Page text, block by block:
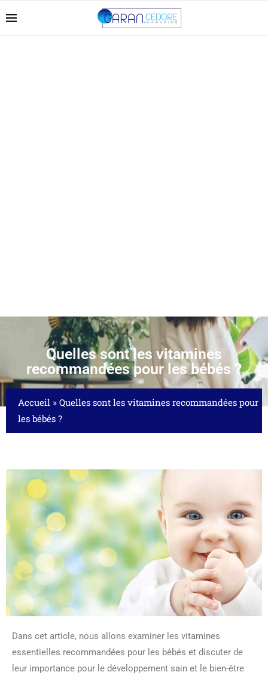
Quelles sont les vitamines
recommandées pour les bébés ?
Accueil » Quelles sont les vitamines recommandées pour
les bébés ?
Dans cet article, nous allons examiner les vitamines
essentielles recommandées pour les bébés et discuter de
leur importance pour le développement sain et le bien-être